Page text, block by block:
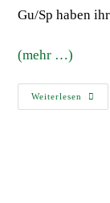
Gu/Sp haben
(mehr …)
Weiterlesen